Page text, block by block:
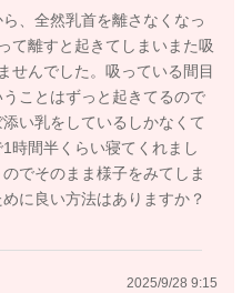
、全然乳首を離さなくなっ
て離すと起きてしまいまた吸
せんでした。吸っている間目
ことはずっと起きてるので
い乳をしているしかなくて
時間半くらい寝てくれまし
でそのまま様子をみてしま
に良い方法はありますか？
2025/9/28 9:15